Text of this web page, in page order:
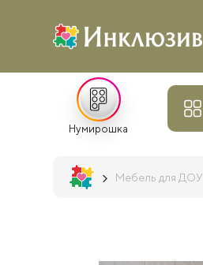
Нумирошка
Мебель для ДОУ